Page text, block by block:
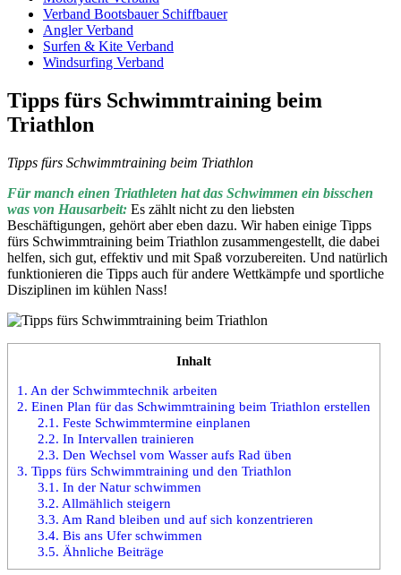
Verband Bootsbauer Schiffbauer
Angler Verband
Surfen & Kite Verband
Windsurfing Verband
Tipps fürs Schwimmtraining beim
Triathlon
Tipps fürs Schwimmtraining beim Triathlon
Für manch einen Triathleten hat das Schwimmen ein bisschen
was von Hausarbeit: Es zählt nicht zu den liebsten
Beschäftigungen, gehört aber eben dazu. Wir haben einige Tipps
fürs Schwimmtraining beim Triathlon zusammengestellt, die dabei
helfen, sich gut, effektiv und mit Spaß vorzubereiten. Und natürlich
funktionieren die Tipps auch für andere Wettkämpfe und sportliche
Disziplinen im kühlen Nass!
Inhalt
1. An der Schwimmtechnik arbeiten
2. Einen Plan für das Schwimmtraining beim Triathlon erstellen
2.1. Feste Schwimmtermine einplanen
2.2. In Intervallen trainieren
2.3. Den Wechsel vom Wasser aufs Rad üben
3. Tipps fürs Schwimmtraining und den Triathlon
3.1. In der Natur schwimmen
3.2. Allmählich steigern
3.3. Am Rand bleiben und auf sich konzentrieren
3.4. Bis ans Ufer schwimmen
3.5. Ähnliche Beiträge